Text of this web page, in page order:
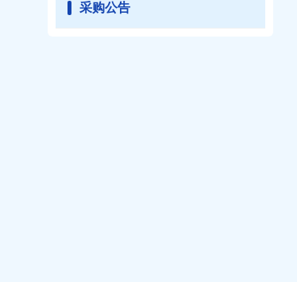
采购公告